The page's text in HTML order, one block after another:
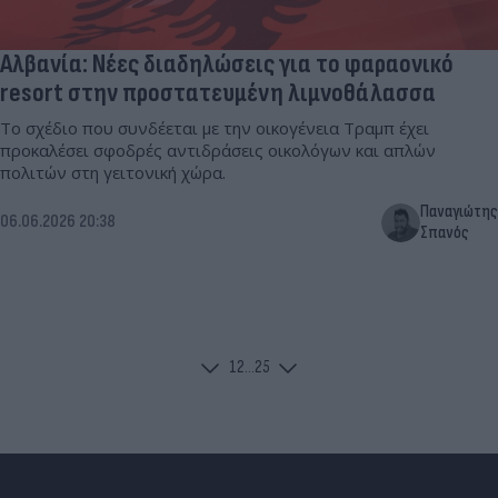
Αλβανία: Νέες διαδηλώσεις για το φαραονικό
resort στην προστατευμένη λιμνοθάλασσα
Το σχέδιο που συνδέεται με την οικογένεια Τραμπ έχει
προκαλέσει σφοδρές αντιδράσεις οικολόγων και απλών
πολιτών στη γειτονική χώρα.
06.06.2026 20:38
Παναγιώτης
Σπανός
12...25